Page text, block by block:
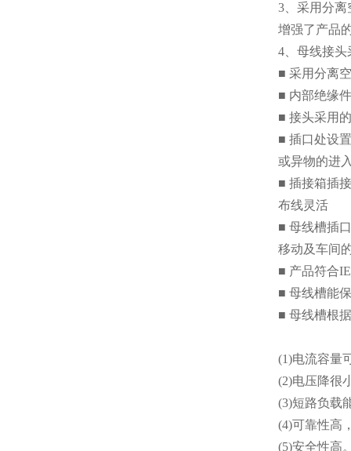
3、采用分
增强了产品
4、母线接
■ 采用分离
■ 内部绝缘
■ 接头采用
■ 插口处设
或异物的进
■ 插接箱插
布线灵活
■ 母线槽插
移动及车间
■ 产品符合
■ 母线槽能
■ 母线槽根
(1)电流容量
(2)电压降很
(3)短路负载
(4)可靠性高
(5)安全性高